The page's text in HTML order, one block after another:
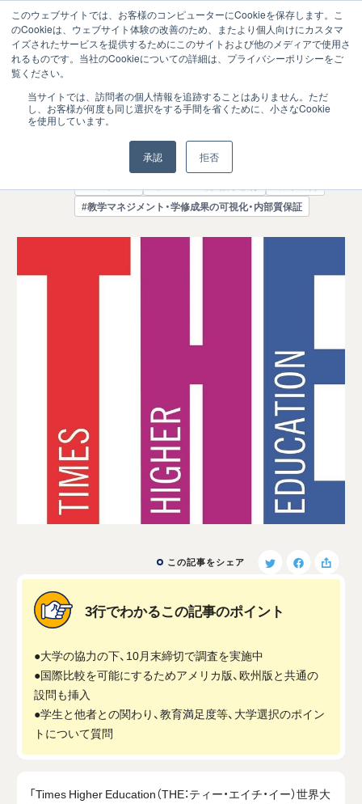
このウェブサイトでは、お客様のコンピューターにCookieを保存します。こ
のCookieは、ウェブサイト体験の改善のため、またより個人向けにカスタマ
イズされたサービスを提供するためにこのサイトおよび他のメディアで使用さ
れるものです。当社のCookieについての詳細は、プライバシーポリシーをご
覧ください。
当サイトでは、訪問者の個人情報を追跡することはありません。ただ
し、お客様が何度も同じ選択をする手間を省くために、小さなCookie
を使用しています。
承認 拒否
13
「THE世界大学ランキング日本版2019」の
学生調査が本格化
#教学マネジメント・学修成果の可視化・内部質保証
この記事をシェア
3行でわかるこの記事のポイント
●大学の協力の下、10月末締切で調査を実施中
●国際比較を可能にするためアメリカ版、欧州版と共通の
設問も挿入
●学生と他者との関わり、教育満足度等、大学選択のポイン
トについて質問
「Times Higher Education（THE：ティー・エイチ・イー）世界大